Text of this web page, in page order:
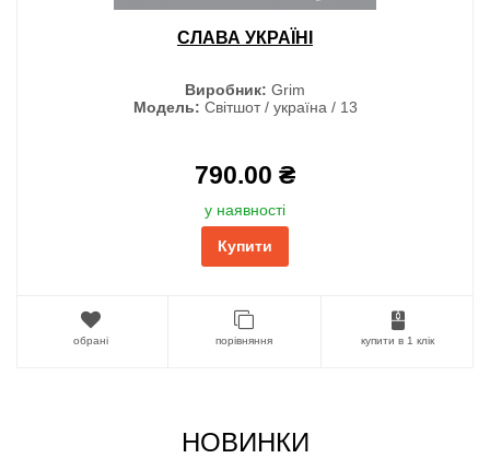
СЛАВА УКРАЇНІ
Виробник: Grim
Модель: Світшот / україна / 13
790.00 ₴
у наявності
Купити
обрані порівняння купити в 1 клік
НОВИНКИ